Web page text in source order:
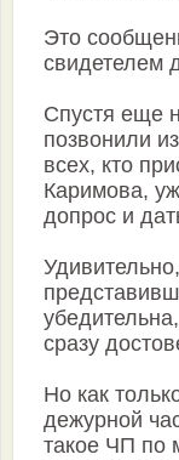
Это
свидетелем
Спустя еще
позвонили
всех, кто
Каримова,
допрос и
сразу
Но как
дежурной
такое ЧП по